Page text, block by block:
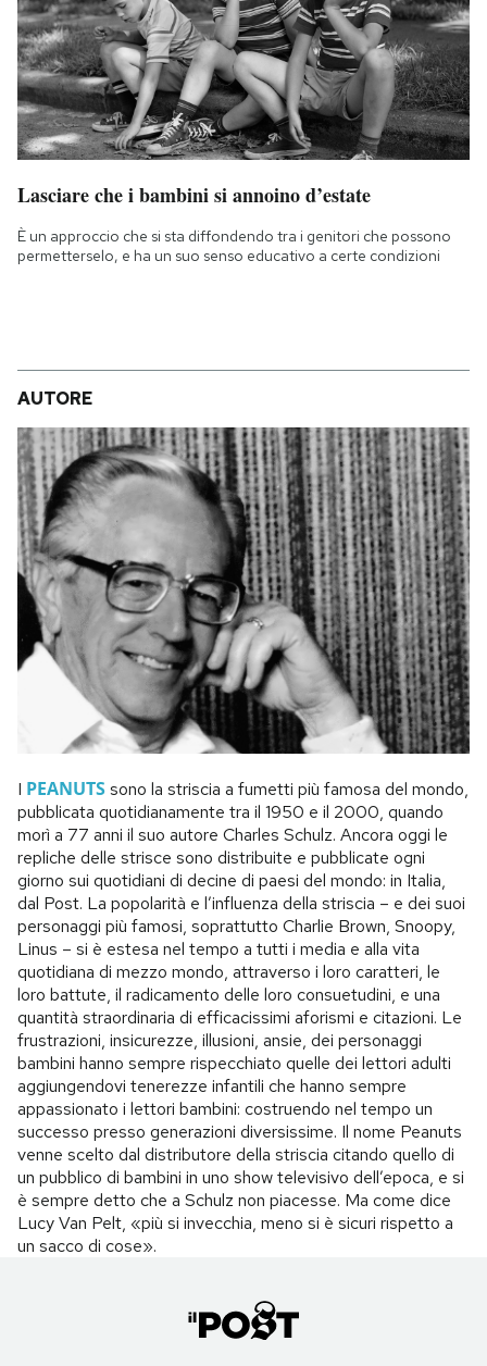
Lasciare che i bambini si annoino d’estate
È un approccio che si sta diffondendo tra i genitori che possono
permetterselo, e ha un suo senso educativo a certe condizioni
AUTORE
I PEANUTSsono la striscia a fumetti più famosa del mondo,
pubblicata quotidianamente tra il 1950 e il 2000, quando
morì a 77 anni il suo autore Charles Schulz. Ancora oggi le
repliche delle strisce sono distribuite e pubblicate ogni
giorno sui quotidiani di decine di paesi del mondo: in Italia,
dal Post. La popolarità e l’influenza della striscia – e dei suoi
personaggi più famosi, soprattutto Charlie Brown, Snoopy,
Linus – si è estesa nel tempo a tutti i media e alla vita
quotidiana di mezzo mondo, attraverso i loro caratteri, le
loro battute, il radicamento delle loro consuetudini, e una
quantità straordinaria di efficacissimi aforismi e citazioni. Le
frustrazioni, insicurezze, illusioni, ansie, dei personaggi
bambini hanno sempre rispecchiato quelle dei lettori adulti
aggiungendovi tenerezze infantili che hanno sempre
appassionato i lettori bambini: costruendo nel tempo un
successo presso generazioni diversissime. Il nome Peanuts
venne scelto dal distributore della striscia citando quello di
un pubblico di bambini in uno show televisivo dell’epoca, e si
è sempre detto che a Schulz non piacesse. Ma come dice
Lucy Van Pelt, «più si invecchia, meno si è sicuri rispetto a
un sacco di cose».